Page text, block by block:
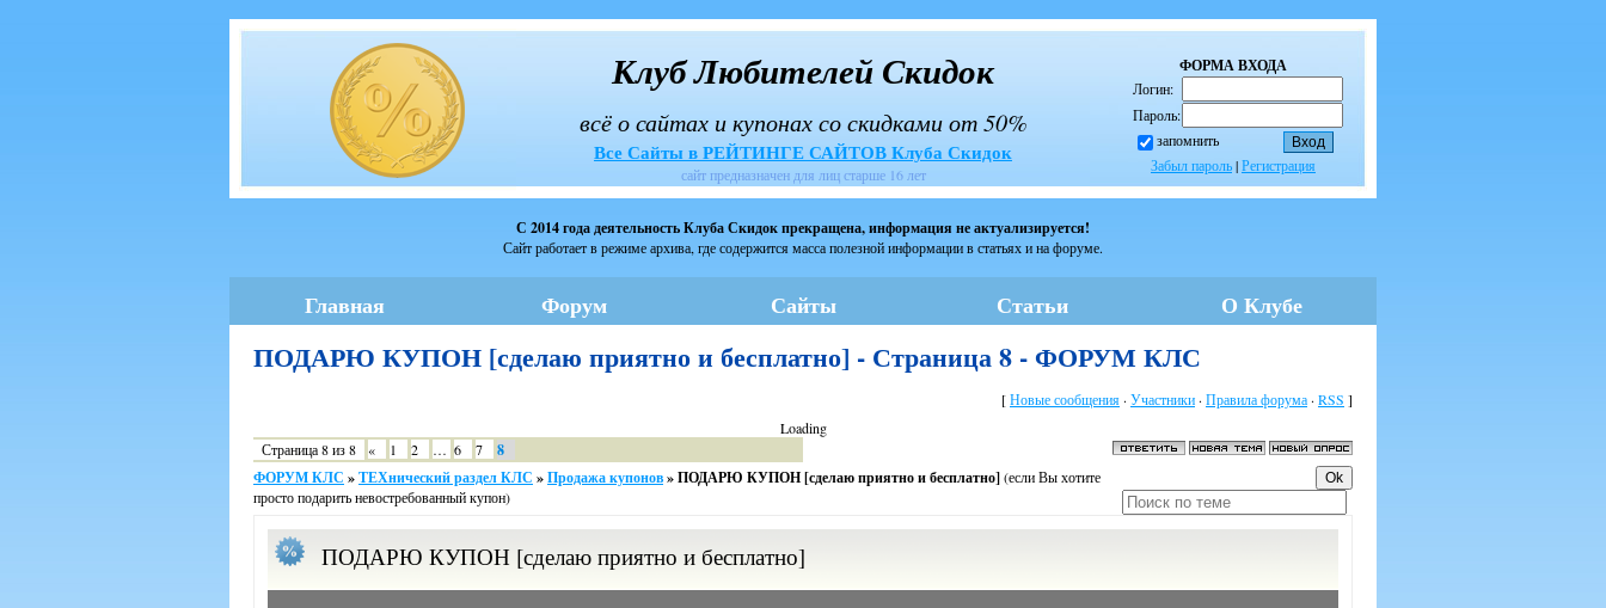
ФОРМА ВХОДА
Логин:
Пароль:
запомнить
Забыл пароль|Регистрация
Клуб Любителей Скидок
всё о сайтах и купонах со скидками от 50%
Все Сайты в РЕЙТИНГЕ САЙТОВ Клуба Скидок
сайт предназначен для лиц старше 16 лет
С 2014 года деятельность Клуба Скидок прекращена, информация не актуализируется!
Сайт работает в режиме архива, где содержится масса полезной информации в статьях и на форуме.
Главная Форум Сайты Статьи О Клубе
ПОДАРЮ КУПОН [сделаю приятно и бесплатно] - Страница 8 - ФОРУМ КЛС
[Новые сообщения · Участники · Правила форума · RSS ]
Loading
Страница8из8 « 1 2 … 6 7
8
ФОРУМ КЛС »ТЕХнический раздел КЛС »Продажа купонов»ПОДАРЮ КУПОН [сделаю приятно и бесплатно](если Вы хотите
просто подарить невостребованный купон)
ПОДАРЮ КУПОН [сделаю приятно и бесплатно]